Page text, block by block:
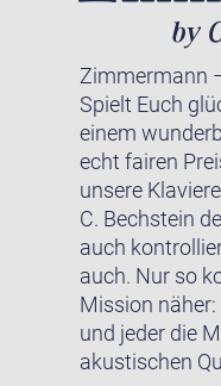
Zimmermann
Spielt Euch
einem
echt fairen
unsere
C. Bechstein
auch
auch. Nur so
Mission
und jeder die
akustischen